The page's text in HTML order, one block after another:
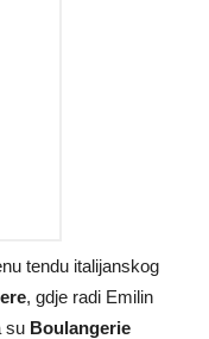
tendu italijanskog
, gdje radi Emilin
su Boulangerie